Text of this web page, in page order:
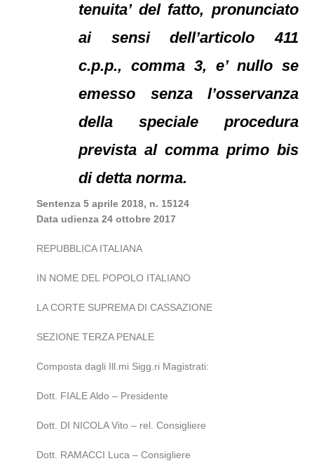
tenuita’ del fatto, pronunciato
ai sensi dell’articolo 411
c.p.p., comma 3, e’ nullo se
emesso senza l’osservanza
della speciale procedura
prevista al comma primo bis
di detta norma.
Sentenza 5 aprile 2018, n. 15124
Data udienza 24 ottobre 2017
REPUBBLICA ITALIANA
IN NOME DEL POPOLO ITALIANO
LA CORTE SUPREMA DI CASSAZIONE
SEZIONE TERZA PENALE
Composta dagli Ill.mi Sigg.ri Magistrati:
Dott. FIALE Aldo – Presidente
Dott. DI NICOLA Vito – rel. Consigliere
Dott. RAMACCI Luca – Consigliere